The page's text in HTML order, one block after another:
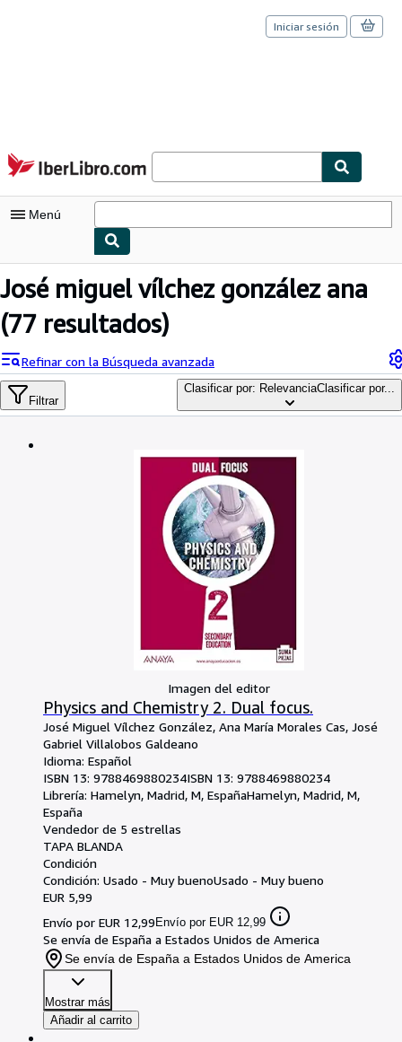
Pasar al contenido principal
IberLibro.com
Iniciar sesión
Menú
Mi cuenta
Consultar mis pedidos
Búsqueda avanzada
Colecciones
CERRAR
José miguel vílchez gonzález ana
(77 resultados)
Refinar con la Búsqueda avanzada
Filtrar
Clasificar por: RelevanciaClasificar por...
Imagen del editor
Physics and Chemistry 2. Dual focus.
José Miguel Vílchez González, Ana María Morales Cas, José
Gabriel Villalobos Galdeano
Idioma: Español
ISBN 13: 9788469880234ISBN 13: 9788469880234
Librería: Hamelyn, Madrid, M, EspañaHamelyn, Madrid, M,
España
Vendedor de 5 estrellas
TAPA BLANDA
Condición
Condición: Usado - Muy buenoUsado - Muy bueno
EUR 5,99
Envío por EUR 12,99 Envío por EUR 12,99
Se envía de España a Estados Unidos de America
Se envía de España a Estados Unidos de America
Mostrar más
Añadir al carrito